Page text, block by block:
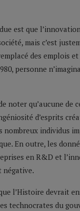
est que
mais c’est
des emplois
personne
noter qu’aucune de
d’esprits
nombreux individus
En outre, les
en R&D et
négative.
l’Histoire devrait
technocrates du